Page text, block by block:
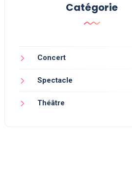
Catégorie
Concert
Spectacle
Théâtre